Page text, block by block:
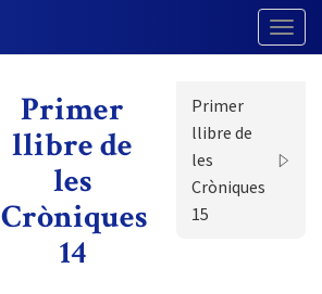
Primer
llibre de
les
Cròniques
14
Primer
llibre de
les
Cròniques
15